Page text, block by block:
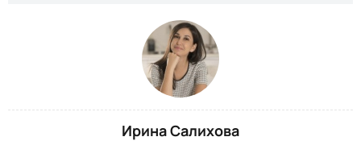
Ирина Салихова